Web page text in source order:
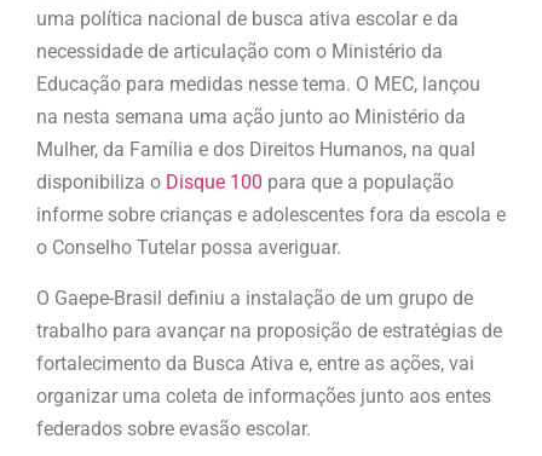
uma política nacional de busca ativa escolar e da
necessidade de articulação com o Ministério da
Educação para medidas nesse tema. O MEC, lançou
na nesta semana uma ação junto ao Ministério da
Mulher, da Família e dos Direitos Humanos, na qual
disponibiliza o Disque 100 para que a população
informe sobre crianças e adolescentes fora da escola e
o Conselho Tutelar possa averiguar.
O Gaepe-Brasil definiu a instalação de um grupo de
trabalho para avançar na proposição de estratégias de
fortalecimento da Busca Ativa e, entre as ações, vai
organizar uma coleta de informações junto aos entes
federados sobre evasão escolar.